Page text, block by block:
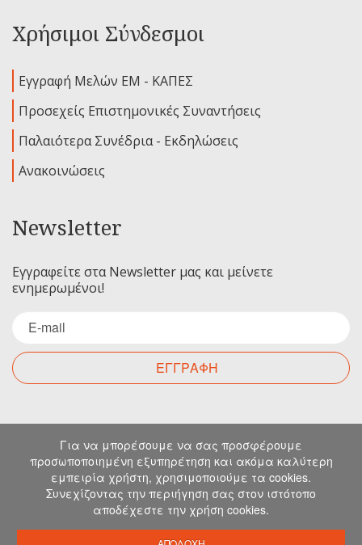
Χρήσιμοι Σύνδεσμοι
Εγγραφή Μελών ΕΜ - ΚΑΠΕΣ
Προσεχείς Επιστημονικές Συναντήσεις
Παλαιότερα Συνέδρια - Εκδηλώσεις
Ανακοινώσεις
Newsletter
Εγγραφείτε στα Newsletter μας και μείνετε
ενημερωμένοι!
ΕΓΓΡΑΦΗ
Επικοινωνία
Για οποιαδήποτε ερώτηση σας μπορείτε να
επικοινωνήσετε μαζί μας στα παρακάτω στοιχεία.
Μιχελιδάκη 19, Ηράκλειο, 71202, Κρήτη
Για να μπορέσουμε να σας προσφέρουμε
προσωποποιημένη εξυπηρέτηση και ακόμα καλύτερη
εμπειρία χρήστη, χρησιμοποιούμε τα cookies.
Συνεχίζοντας την περιήγηση σας στον ιστότοπο
αποδέχεστε την χρήση cookies.